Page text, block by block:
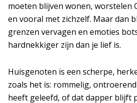
moeten blijven wonen, worstelen
en vooral met zichzelf. Maar dan
grenzen vervagen en emoties
hardnekkiger zijn dan je lief is.
Huisgenoten is een scherpe,
zoals het is: rommelig,
heeft geleefd, of dat dapper blijft